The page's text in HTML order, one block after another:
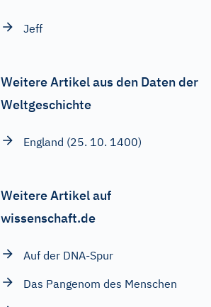
Jeff
Weitere Artikel aus den Daten der
Weltgeschichte
England (25. 10. 1400)
Weitere Artikel auf
wissenschaft.de
Auf der DNA-Spur
Das Pangenom des Menschen